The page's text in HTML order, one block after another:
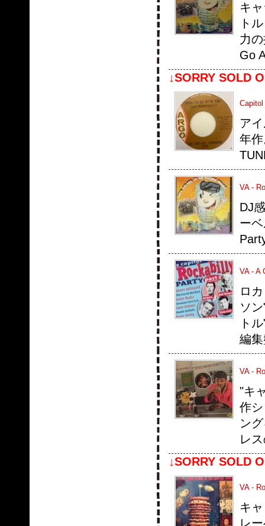
キ
ト
力
Go
↓SORRY SOLD
ア
年
VA -
DJ
ー
VA - A
ロ
ソ
ト
編
VA -
"キ
作
ン
レ
↓SORRY SOLD
VA -
キ
レ